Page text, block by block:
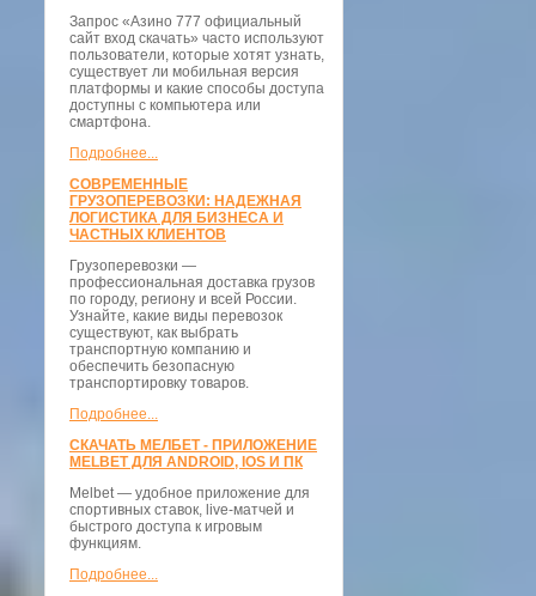
Запрос «Азино 777 официальный
сайт вход скачать» часто используют
пользователи, которые хотят узнать,
существует ли мобильная версия
платформы и какие способы доступа
доступны с компьютера или
смартфона.
Подробнее...
СОВРЕМЕННЫЕ
ГРУЗОПЕРЕВОЗКИ: НАДЕЖНАЯ
ЛОГИСТИКА ДЛЯ БИЗНЕСА И
ЧАСТНЫХ КЛИЕНТОВ
Грузоперевозки —
профессиональная доставка грузов
по городу, региону и всей России.
Узнайте, какие виды перевозок
существуют, как выбрать
транспортную компанию и
обеспечить безопасную
транспортировку товаров.
Подробнее...
СКАЧАТЬ МЕЛБЕТ - ПРИЛОЖЕНИЕ
MELBET ДЛЯ ANDROID, IOS И ПК
Melbet — удобное приложение для
спортивных ставок, live-матчей и
быстрого доступа к игровым
функциям.
Подробнее...